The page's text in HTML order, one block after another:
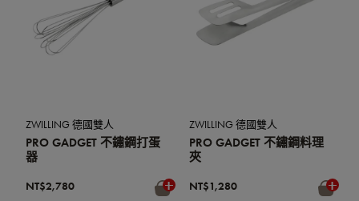
ZWILLING 德國雙人
PRO GADGET 不鏽鋼打蛋
器
NT$2,780
ZWILLING 德國雙人
PRO GADGET 不鏽鋼料理
夾
NT$1,280